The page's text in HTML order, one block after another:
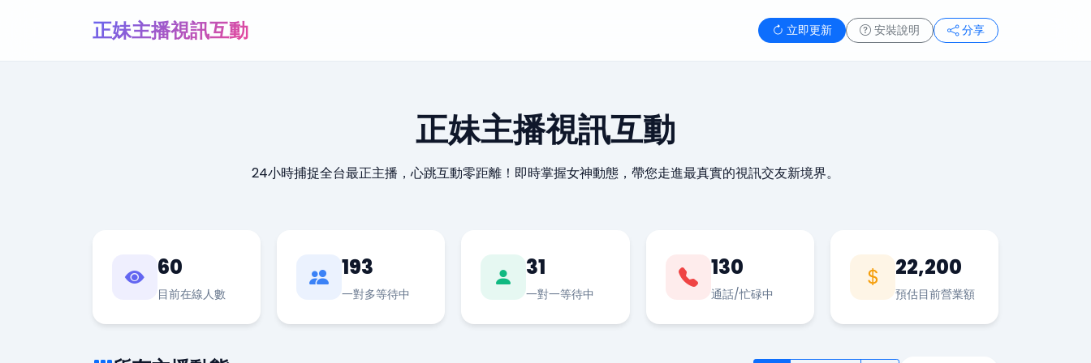
正妹主播視訊互動 立即更新 安裝說明 分享
正妹主播視訊互動
24小時捕捉全台最正主播，心跳互動零距離！即時掌握女神動態，帶您走進最真實的視訊交友新境界。
60
目前在線人數
193
一對多等待中
31
一對一等待中
130
通話/忙碌中
22,200
預估目前營業額